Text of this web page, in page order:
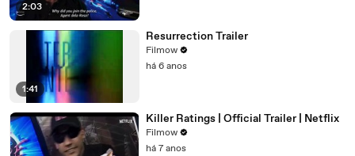
2:03
1:41
Resurrection Trailer
Filmow
há 6 anos
Killer Ratings | Official Trailer | Netflix
Filmow
há 7 anos